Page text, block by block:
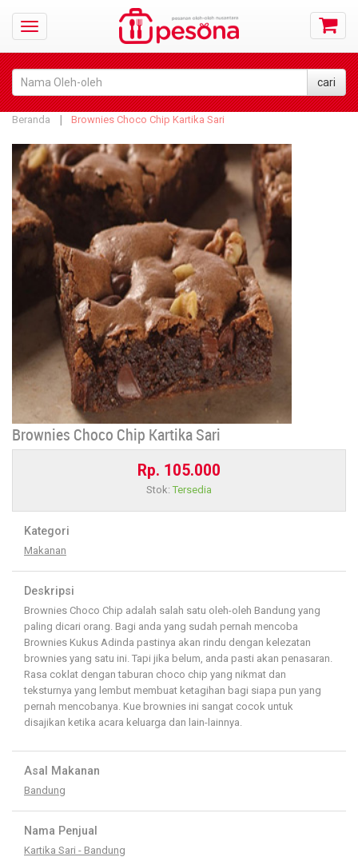
Beranda Brownies Choco Chip Kartika Sari
Brownies Choco Chip Kartika Sari
Rp. 105.000
Stok: Tersedia
Kategori
Makanan
Deskripsi
Brownies Choco Chip adalah salah satu oleh-oleh Bandung yang
paling dicari orang. Bagi anda yang sudah pernah mencoba
Brownies Kukus Adinda pastinya akan rindu dengan kelezatan
brownies yang satu ini. Tapi jika belum, anda pasti akan penasaran.
Rasa coklat dengan taburan choco chip yang nikmat dan
teksturnya yang lembut membuat ketagihan bagi siapa pun yang
pernah mencobanya. Kue brownies ini sangat cocok untuk
disajikan ketika acara keluarga dan lain-lainnya.
Asal Makanan
Bandung
Nama Penjual
Kartika Sari - Bandung